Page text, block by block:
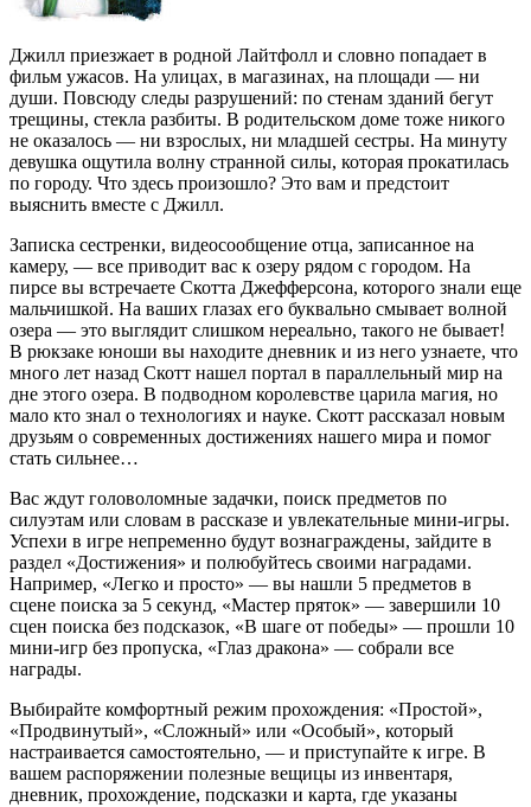
Джилл приезжает в родной Лайтфолл и словно попадает в
фильм ужасов. На улицах, в магазинах, на площади — ни
души. Повсюду следы разрушений: по стенам зданий бегут
трещины, стекла разбиты. В родительском доме тоже никого
не оказалось — ни взрослых, ни младшей сестры. На минуту
девушка ощутила волну странной силы, которая прокатилась
по городу. Что здесь произошло? Это вам и предстоит
выяснить вместе с Джилл.
Записка сестренки, видеосообщение отца, записанное на
камеру, — все приводит вас к озеру рядом с городом. На
пирсе вы встречаете Скотта Джефферсона, которого знали еще
мальчишкой. На ваших глазах его буквально смывает волной
озера — это выглядит слишком нереально, такого не бывает!
В рюкзаке юноши вы находите дневник и из него узнаете, что
много лет назад Скотт нашел портал в параллельный мир на
дне этого озера. В подводном королевстве царила магия, но
мало кто знал о технологиях и науке. Скотт рассказал новым
друзьям о современных достижениях нашего мира и помог
стать сильнее…
Вас ждут головоломные задачки, поиск предметов по
силуэтам или словам в рассказе и увлекательные мини-игры.
Успехи в игре непременно будут вознаграждены, зайдите в
раздел «Достижения» и полюбуйтесь своими наградами.
Например, «Легко и просто» — вы нашли 5 предметов в
сцене поиска за 5 секунд, «Мастер пряток» — завершили 10
сцен поиска без подсказок, «В шаге от победы» — прошли 10
мини-игр без пропуска, «Глаз дракона» — собрали все
награды.
Выбирайте комфортный режим прохождения: «Простой»,
«Продвинутый», «Сложный» или «Особый», который
настраивается самостоятельно, — и приступайте к игре. В
вашем распоряжении полезные вещицы из инвентаря,
дневник, прохождение, подсказки и карта, где указаны